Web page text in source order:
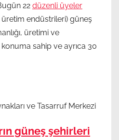
22 düzenli üyeler
endüstrileri) güneş
üretimi ve
konuma sahip ve ayrıca 30
ve Tasarruf Merkezi
güneş şehirleri